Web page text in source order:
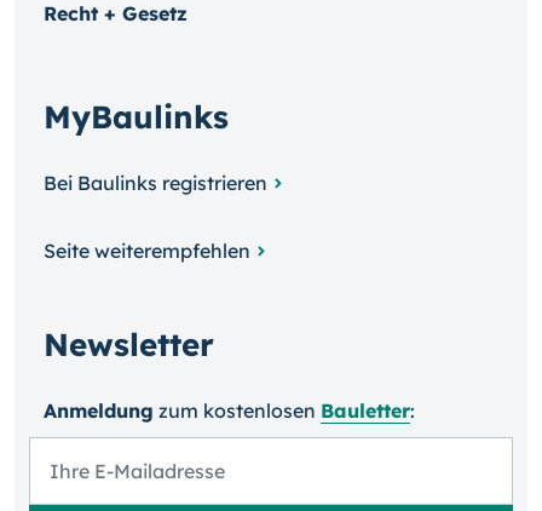
Recht + Gesetz
MyBaulinks
Bei Baulinks registrieren
Seite weiterempfehlen
Newsletter
Anmeldung zum kosten­losen Bauletter: